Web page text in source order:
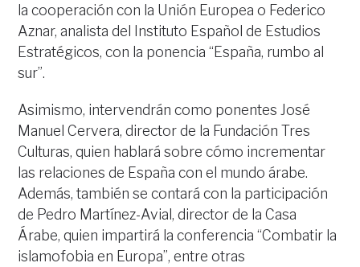
la cooperación con la Unión Europea o Federico
Aznar, analista del Instituto Español de Estudios
Estratégicos, con la ponencia “España, rumbo al
sur”.
Asimismo, intervendrán como ponentes José
Manuel Cervera, director de la Fundación Tres
Culturas, quien hablará sobre cómo incrementar
las relaciones de España con el mundo árabe.
Además, también se contará con la participación
de Pedro Martínez-Avial, director de la Casa
Árabe, quien impartirá la conferencia “Combatir la
islamofobia en Europa”, entre otras